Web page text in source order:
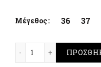
Μέγεθος 36 37
Crocs Classic